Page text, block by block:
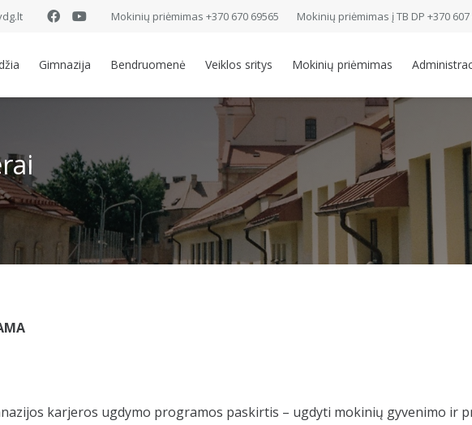
Mokinių priėmimas +370 670 69565 Mokinių priėmimas į TB DP +370 607
Gimnazija Bendruomenė Veiklos sritys Mokinių priėmimas
karjeros ugdymo programos paskirtis – ugdyti mokinių gyvenimo ir